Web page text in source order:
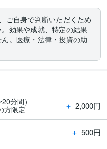
ご自身で判断いただくため
効果や成就、特定の結果
。医療・法律・投資の助
分間）
方限定
＋ 2,000円
＋ 500円